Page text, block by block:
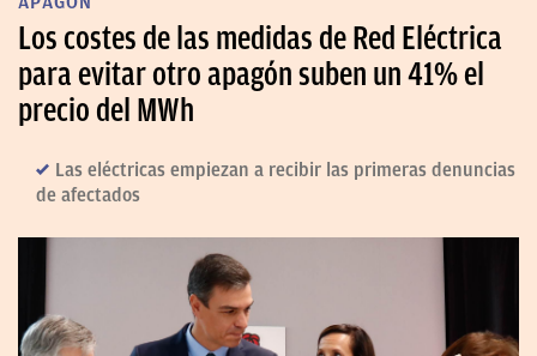
Los costes de las medidas de Red Eléctrica
para evitar otro apagón suben un 41% el
precio del MWh
Las eléctricas empiezan a recibir las primeras denuncias
de afectados